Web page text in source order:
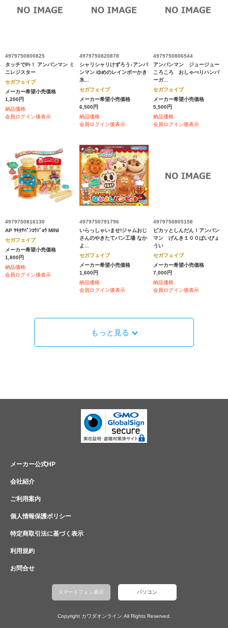
4979750800825
タッチでPi！ アンパンマン ミ
ニレジスター
セガフェイブ
メーカー希望小売価格
1,200円
納品価格
会員ログイン後表示
4979750820878
シャリシャリけずろう♪アンパ
ンマン ゆめのレインボーかき
氷...
セガフェイブ
メーカー希望小売価格
6,500円
納品価格
会員ログイン後表示
4979750806544
アンパンマン ジュージュー
ころころ おしゃべりハンバ
ーガ...
セガフェイブ
メーカー希望小売価格
5,500円
納品価格
会員ログイン後表示
4979750816130
AP ﾔｷﾀﾃﾊﾟﾝｺｳｼﾞｮｳ MINI
セガフェイブ
メーカー希望小売価格
1,800円
納品価格
会員ログイン後表示
4979750791796
いらっしゃいませ!ジャムおじ
さんのやきたてパン工場 なか
よ...
セガフェイブ
メーカー希望小売価格
1,600円
納品価格
会員ログイン後表示
4979750805158
ピカッとしんだん！アンパン
マン げんき１００ばいびょ
うい
セガフェイブ
メーカー希望小売価格
7,000円
納品価格
会員ログイン後表示
もっと見る
メーカー公式HP
会社紹介
ご利用案内
個人情報保護ポリシー
特定商取引法に基づく表示
利用規約
お問合せ
スマートフォン表示 パソコン
Copyright カワダオンライン All Rights Reserved.